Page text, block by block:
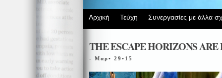
Αρχική Τεύχη Συνεργασίες με άλλα
THE ESCAPE HORIZONS ARE
- Μαρ• 29•15